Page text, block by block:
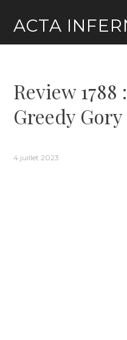
content
ACTA
Review
Greedy
4 juillet 2023